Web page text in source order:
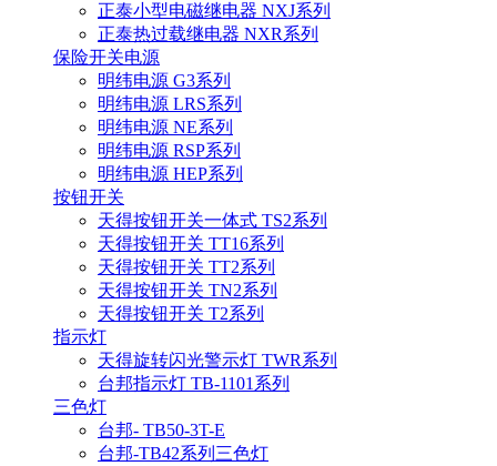
正泰小型电磁继电器 NXJ系列
正泰热过载继电器 NXR系列
保险开关电源
明纬电源 G3系列
明纬电源 LRS系列
明纬电源 NE系列
明纬电源 RSP系列
明纬电源 HEP系列
按钮开关
天得按钮开关一体式 TS2系列
天得按钮开关 TT16系列
天得按钮开关 TT2系列
天得按钮开关 TN2系列
天得按钮开关 T2系列
指示灯
天得旋转闪光警示灯 TWR系列
台邦指示灯 TB-1101系列
三色灯
台邦- TB50-3T-E
台邦-TB42系列三色灯